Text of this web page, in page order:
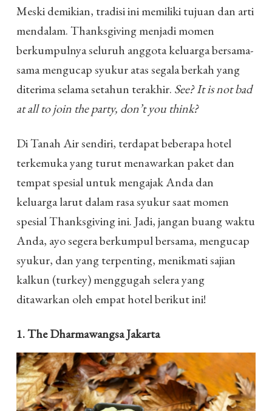
Meski demikian, tradisi ini memiliki tujuan dan arti
mendalam. Thanksgiving menjadi momen
berkumpulnya seluruh anggota keluarga bersama-
sama mengucap syukur atas segala berkah yang
diterima selama setahun terakhir. See? It is not bad
at all to join the party, don’t you think?
Di Tanah Air sendiri, terdapat beberapa hotel
terkemuka yang turut menawarkan paket dan
tempat spesial untuk mengajak Anda dan
keluarga larut dalam rasa syukur saat momen
spesial Thanksgiving ini. Jadi, jangan buang waktu
Anda, ayo segera berkumpul bersama, mengucap
syukur, dan yang terpenting, menikmati sajian
kalkun (turkey) menggugah selera yang
ditawarkan oleh empat hotel berikut ini!
1. The Dharmawangsa Jakarta